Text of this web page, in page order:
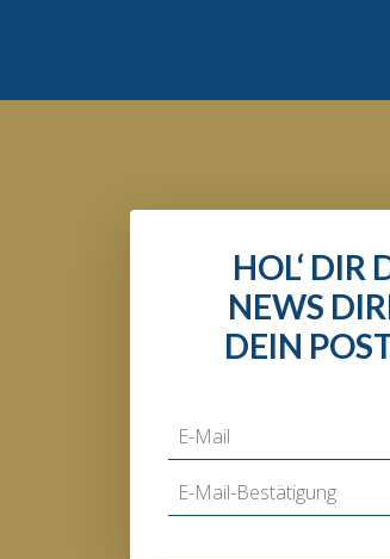
HOL‘ DIR
NEWS
DEIN